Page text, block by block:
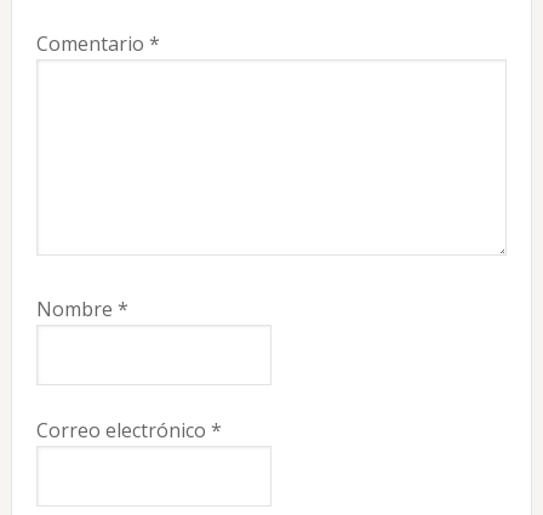
Comentario *
Nombre *
Correo electrónico *